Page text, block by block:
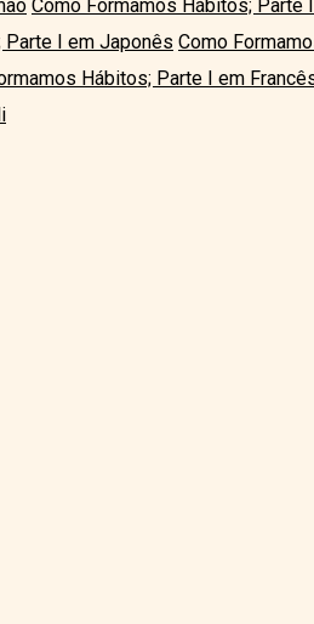
Como Formamos Hábitos; Parte
Parte I em Japonês Como
Hábitos; Parte I em